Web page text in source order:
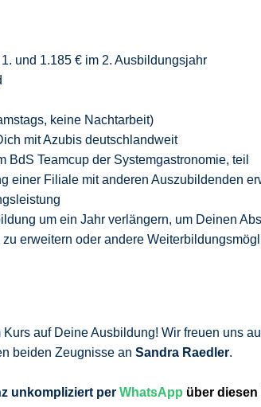
und 1.185 € im 2. Ausbildungsjahr
keine Nachtarbeit)
mit Azubis deutschlandweit
BdS Teamcup der Systemgastronomie, teil
einer Filiale mit anderen Auszubildenden
um ein Jahr verlängern, um Deinen
erweitern oder andere
Kurs auf Deine Ausbildung! Wir freuen uns
beiden Zeugnisse an Sandra Raedler.
unkompliziert per WhatsApp über diesen